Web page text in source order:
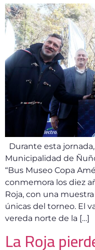
Durante esta
Municipalidad de
“Bus Museo Copa
conmemora los diez
Roja, con una
únicas del torneo. El
vereda norte de la […]
La Roja